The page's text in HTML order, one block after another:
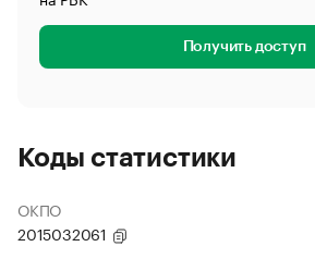
Получить доступ
Коды статистики
ОКПО
2015032061